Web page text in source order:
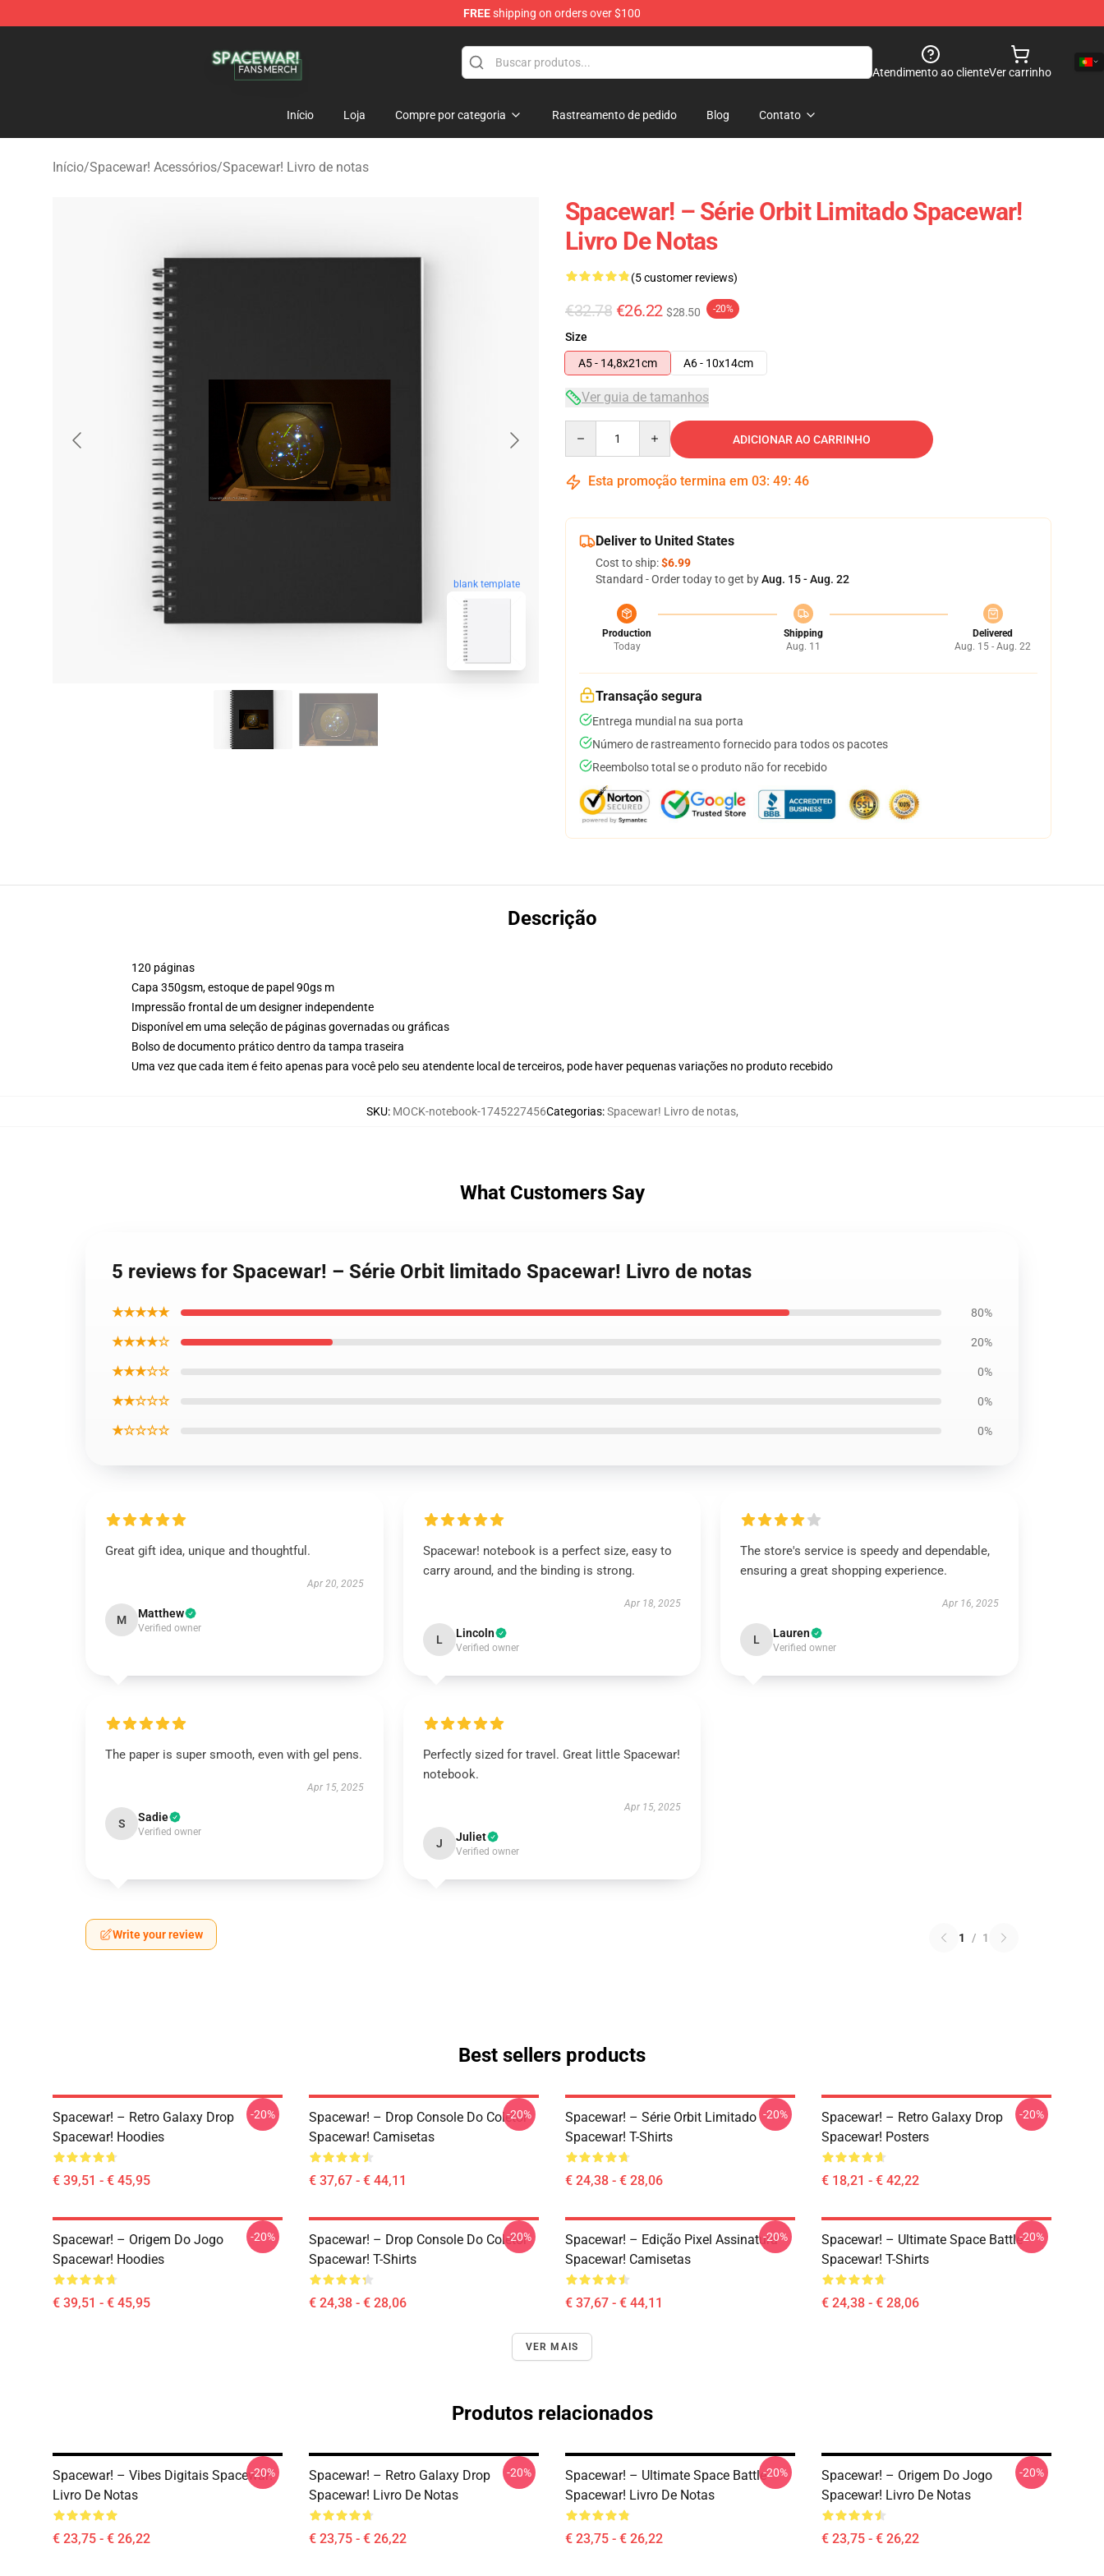
FREEshipping on orders over $100
Atendimento ao clienteVer carrinho
Início Loja Compre por categoria Rastreamento de pedido Blog Contato
Início/Spacewar! Acessórios/Spacewar! Livro de notas
blank template
Spacewar! – Série Orbit Limitado Spacewar!
Livro De Notas
(5 customer reviews)
€32.78 €26.22 $28.50 -20%
Size
A5 - 14,8x21cm
A6 - 10x14cm
Ver guia de tamanhos
ADICIONAR AO CARRINHO
Esta promoção termina em 03: 49: 45
Deliver to United States
Cost to ship:$6.99
Standard - Order today to get byAug. 15 - Aug. 22
Production
Today
Shipping
Aug. 11
Delivered
Aug. 15 - Aug. 22
Transação segura
Entrega mundial na sua porta
Número de rastreamento fornecido para todos os pacotes
Reembolso total se o produto não for recebido
Descrição
120 páginas
Capa 350gsm, estoque de papel 90gs m
Impressão frontal de um designer independente
Disponível em uma seleção de páginas governadas ou gráficas
Bolso de documento prático dentro da tampa traseira
Uma vez que cada item é feito apenas para você pelo seu atendente local de terceiros, pode haver pequenas variações no produto recebido
SKU: MOCK-notebook-1745227456Categorias:Spacewar! Livro de notas,
What Customers Say
5 reviews for Spacewar! – Série Orbit limitado Spacewar! Livro de notas
★★★★★ 80%
★★★★☆ 20%
★★★☆☆ 0%
★★☆☆☆ 0%
★☆☆☆☆ 0%
Great gift idea, unique and thoughtful.
Apr 20, 2025
M Matthew
Verified owner
Spacewar! notebook is a perfect size, easy to
carry around, and the binding is strong.
Apr 18, 2025
L Lincoln
Verified owner
The store's service is speedy and dependable,
ensuring a great shopping experience.
Apr 16, 2025
L Lauren
Verified owner
The paper is super smooth, even with gel pens.
Apr 15, 2025
S Sadie
Verified owner
Perfectly sized for travel. Great little Spacewar!
notebook.
Apr 15, 2025
J Juliet
Verified owner
Write your review 1 / 1
Best sellers products
Spacewar! – Retro Galaxy Drop
Spacewar! Hoodies
€ 39,51 - € 45,95
-20%
Spacewar! – Drop Console Do Coletor
Spacewar! Camisetas
€ 37,67 - € 44,11
-20%
Spacewar! – Série Orbit Limitado
Spacewar! T-Shirts
€ 24,38 - € 28,06
-20%
Spacewar! – Retro Galaxy Drop
Spacewar! Posters
€ 18,21 - € 42,22
-20%
Spacewar! – Origem Do Jogo
Spacewar! Hoodies
€ 39,51 - € 45,95
-20%
Spacewar! – Drop Console Do Coletor
Spacewar! T-Shirts
€ 24,38 - € 28,06
-20%
Spacewar! – Edição Pixel Assinatura
Spacewar! Camisetas
€ 37,67 - € 44,11
-20%
Spacewar! – Ultimate Space Battle
Spacewar! T-Shirts
€ 24,38 - € 28,06
-20%
VER MAIS
Produtos relacionados
Spacewar! – Vibes Digitais Spacewar!
Livro De Notas
€ 23,75 - € 26,22
-20%
Spacewar! – Retro Galaxy Drop
Spacewar! Livro De Notas
€ 23,75 - € 26,22
-20%
Spacewar! – Ultimate Space Battle
Spacewar! Livro De Notas
€ 23,75 - € 26,22
-20%
Spacewar! – Origem Do Jogo
Spacewar! Livro De Notas
€ 23,75 - € 26,22
-20%